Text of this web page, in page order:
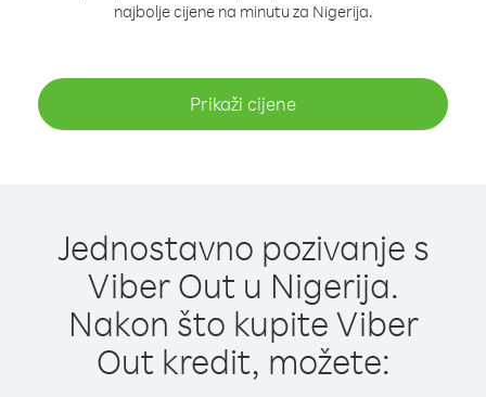
najbolje cijene na minutu za Nigerija.
Prikaži cijene
Jednostavno pozivanje s
Viber Out u Nigerija.
Nakon što kupite Viber
Out kredit, možete: